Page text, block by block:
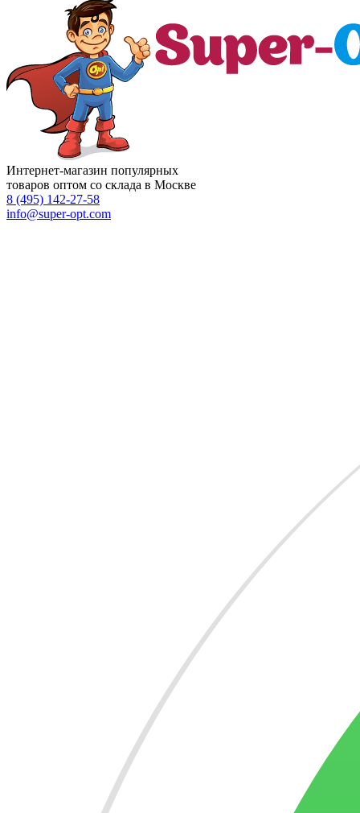
Интернет-магазин популярных
товаров оптом со склада в Москве
8 (495) 142-27-58
info@super-opt.com